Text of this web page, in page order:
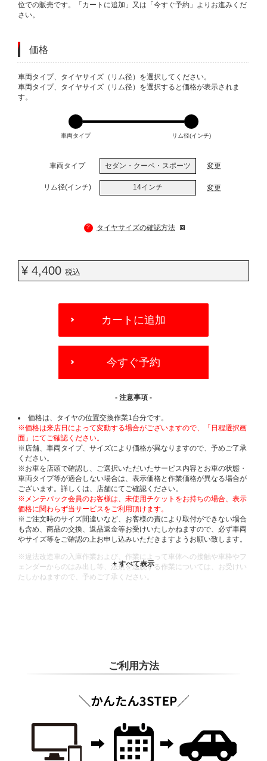
位での販売です。「カートに追加」又は「今すぐ予約」よりお進みくだ
さい。
価格
VARIATIONS
車両タイプ、タイヤサイズ（リム径）を選択してください。
車両タイプ、タイヤサイズ（リム径）を選択すると価格が表示されま
す。
車両タイプ リム径(インチ)
車両タイプ セダン・クーペ・スポーツ 変更
リム径(インチ) 14インチ 変更
? タイヤサイズの確認方法
¥ 4,400 税込
OPTIONS
カートに追加
今すぐ予約
- 注意事項 -
価格は、タイヤの位置交換作業1台分です。
※価格は来店日によって変動する場合がございますので、「日程選択画
面」にてご確認ください。
※店舗、車両タイプ、サイズにより価格が異なりますので、予めご了承
ください。
※お車を店頭で確認し、ご選択いただいたサービス内容とお車の状態・
車両タイプ等が適合しない場合は、表示価格と作業価格が異なる場合が
ございます。詳しくは、店舗にてご確認ください。
※メンテパック会員のお客様は、未使用チケットをお持ちの場合、表示
価格に関わらず当サービスをご利用頂けます。
※ご注文時のサイズ間違いなど、お客様の責により取付ができない場合
も含め、商品の交換、返品返金等お受けいたしかねますので、必ず車両
やサイズ等をご確認の上お申し込みいただきますようお願い致します。
※違法改造車の入庫作業および、作業によって車体への接触や車枠やフ
ェンダーからのはみ出し等、法規を逸脱する作業については、お受けい
たしかねますので、予めご了承ください。
ご利用方法